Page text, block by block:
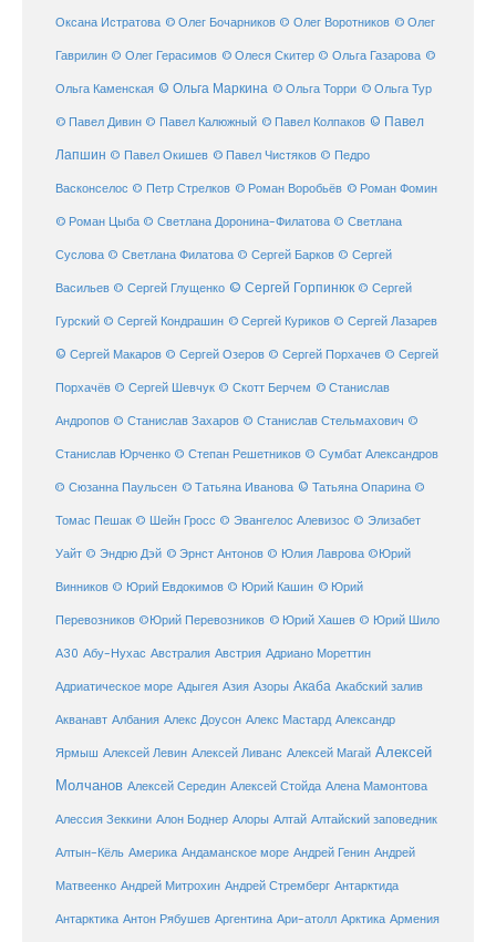
Оксана Истратова © Олег Бочарников © Олег Воротников © Олег
Гаврилин © Олег Герасимов © Олеся Скитер © Ольга Газарова ©
Ольга Каменская © Ольга Маркина © Ольга Торри © Ольга Тур
© Павел Дивин © Павел Калюжный © Павел Колпаков © Павел
Лапшин © Павел Окишев © Павел Чистяков © Педро
Васконселос © Петр Стрелков © Роман Воробьёв © Роман Фомин
© Роман Цыба © Светлана Доронина-Филатова © Светлана
Суслова © Светлана Филатова © Сергей Барков © Сергей
Васильев © Сергей Глущенко © Сергей Горпинюк © Сергей
Гурский © Сергей Кондрашин © Сергей Куриков © Сергей Лазарев
© Сергей Макаров © Сергей Озеров © Сергей Порхачев © Сергей
Порхачёв © Сергей Шевчук © Скотт Берчем © Станислав
Андропов © Станислав Захаров © Станислав Стельмахович ©
Станислав Юрченко © Степан Решетников © Сумбат Александров
© Сюзанна Паульсен © Татьяна Иванова © Татьяна Опарина ©
Томас Пешак © Шейн Гросс © Эвангелос Алевизос © Элизабет
Уайт © Эндрю Дэй © Эрнст Антонов © Юлия Лаврова ©Юрий
Винников © Юрий Евдокимов © Юрий Кашин © Юрий
Перевозников ©Юрий Перевозников © Юрий Хашев © Юрий Шило
А30 Абу-Нухас Австралия Австрия Адриано Мореттин
Адриатическое море Адыгея Азия Азоры Акаба Акабский залив
Акванавт Албания Алекс Доусон Алекс Мастард Александр
Ярмыш Алексей Левин Алексей Ливанс Алексей Магай Алексей
Молчанов Алексей Середин Алексей Стойда Алена Мамонтова
Алессия Зеккини Алон Боднер Алоры Алтай Алтайский заповедник
Алтын-Кёль Америка Андаманское море Андрей Генин Андрей
Матвеенко Андрей Митрохин Андрей Стремберг Антарктида
Антарктика Антон Рябушев Аргентина Ари-атолл Арктика Армения